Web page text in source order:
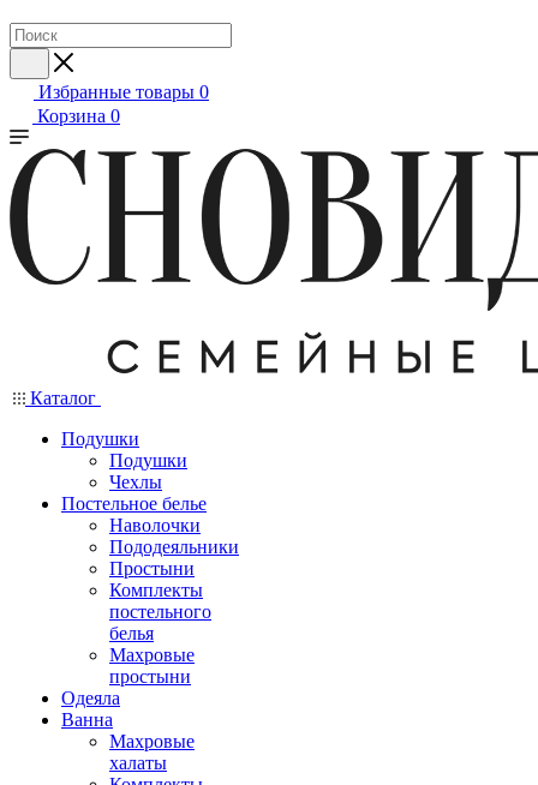
Избранные товары 0
Корзина 0
Каталог
Подушки
Подушки
Чехлы
Постельное белье
Наволочки
Пододеяльники
Простыни
Комплекты
постельного
белья
Махровые
простыни
Одеяла
Ванна
Махровые
халаты